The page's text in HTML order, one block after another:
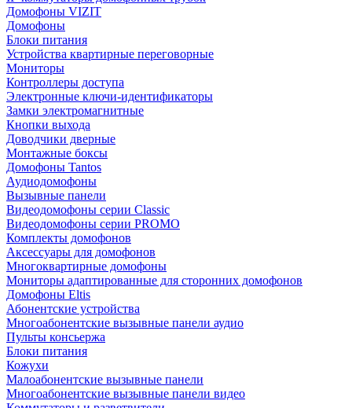
Домофоны VIZIT
Домофоны
Блоки питания
Устройства квартирные переговорные
Мониторы
Контроллеры доступа
Электронные ключи-идентификаторы
Замки электромагнитные
Кнопки выхода
Доводчики дверные
Монтажные боксы
Домофоны Tantos
Аудиодомофоны
Вызывные панели
Видеодомофоны серии Classic
Видеодомофоны серии PROMO
Комплекты домофонов
Аксессуары для домофонов
Многоквартирные домофоны
Мониторы адаптированные для сторонних домофонов
Домофоны Eltis
Абонентские устройства
Многоабонентские вызывные панели аудио
Пульты консьержа
Блоки питания
Кожухи
Малоабонентские вызывные панели
Многоабонентские вызывные панели видео